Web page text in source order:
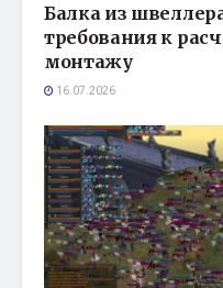
Балка из
требования к
монтажу
16.07.2026